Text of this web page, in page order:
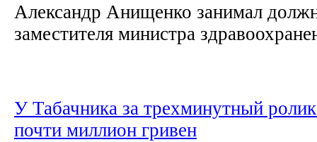
Александр Анищенко занимал
заместителя министра
У Табачника за трехминутный ролик
почти миллион гривен